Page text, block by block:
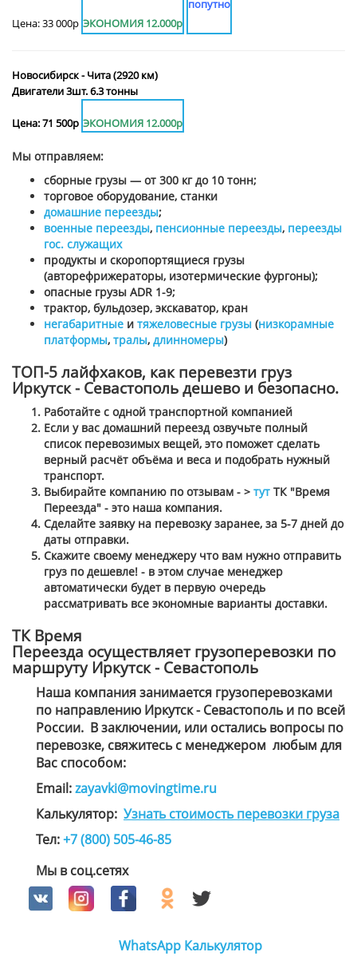
Цена: 33 000р ЭКОНОМИЯ 12.000р
попутно
Новосибирск - Чита (2920 км)
Двигатели 3шт. 6.3 тонны
Цена: 71 500р ЭКОНОМИЯ 12.000р
Мы отправляем:
сборные грузы — от 300 кг до 10 тонн;
торговое оборудование, станки
домашние переезды;
военные переезды, пенсионные переезды, переезды
гос. служащих
продукты и скоропортящиеся грузы
(авторефрижераторы, изотермические фургоны);
опасные грузы ADR 1-9;
трактор, бульдозер, экскаватор, кран
негабаритные и тяжеловесные грузы (низкорамные
платформы, тралы, длинномеры)
ТОП-5 лайфхаков, как перевезти груз
Иркутск - Севастополь дешево и безопасно.
Работайте с одной транспортной компанией
Если у вас домашний переезд озвучьте полный
список перевозимых вещей, это поможет сделать
верный расчёт объёма и веса и подобрать нужный
транспорт.
Выбирайте компанию по отзывам - > тут ТК "Время
Переезда" - это наша компания.
Сделайте заявку на перевозку заранее, за 5-7 дней до
даты отправки.
Скажите своему менеджеру что вам нужно отправить
груз по дешевле! - в этом случае менеджер
автоматически будет в первую очередь
рассматривать все экономные варианты доставки.
ТК Время
Переезда осуществляет грузоперевозки по
маршруту Иркутск - Севастополь
Наша компания занимается грузоперевозками
по направлению Иркутск - Севастополь и по всей
России. В заключении, или остались вопросы по
перевозке, свяжитесь с менеджером любым для
Вас способом:
Email:zayavki@movingtime.ru
Калькулятор: Узнать стоимость перевозки груза
Тел:+7 (800) 505-46-85
Мы в соц.сетях
WhatsApp Калькулятор